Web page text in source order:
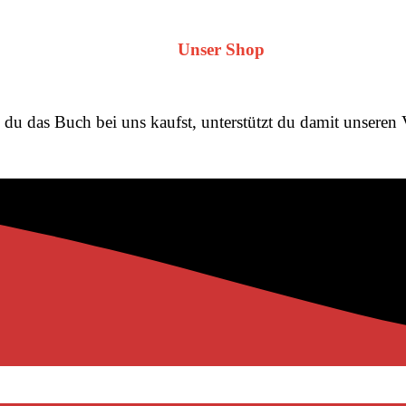
Unser Shop
du das Buch bei uns kaufst, unterstützt du damit unseren